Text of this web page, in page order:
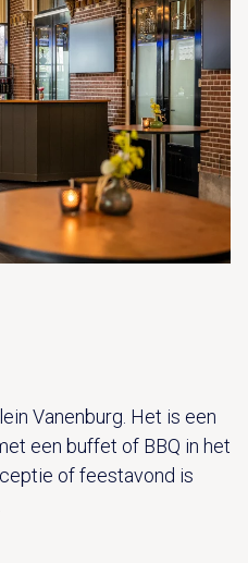
Vanenburg. Het is een
een buffet of BBQ in het
of feestavond is